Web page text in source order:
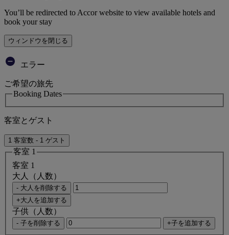
You’ll be redirected to Accor website to view available hotels and
book your stay
ウィンドウを閉じる
エラー
ご希望の旅先
Booking Dates
客室とゲスト
1 客室数 - 1 ゲスト
客室 1
客室 1
大人（人数）
- 大人を削除する
+大人を追加する
子供（人数）
- 子を削除する +子を追加する